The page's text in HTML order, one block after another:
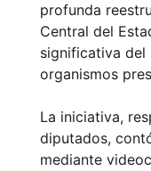
profunda
Central del
significativa del
organismos
La iniciativa,
diputados,
mediante